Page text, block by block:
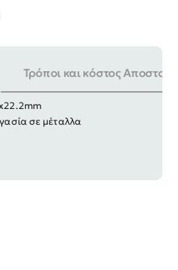
Τρόποι και κόστος
υψηλής ποιότητας
σε μέταλλα